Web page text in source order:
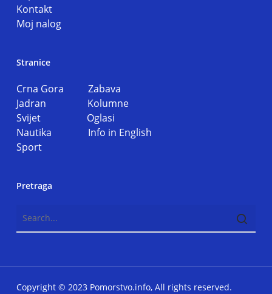
Kontakt
Moj nalog
Stranice
Crna Gora Zabava
Jadran Kolumne
Svijet Oglasi
Nautika Info in English
Sport
Pretraga
Copyright © 2023 Pomorstvo.info, All rights reserved.